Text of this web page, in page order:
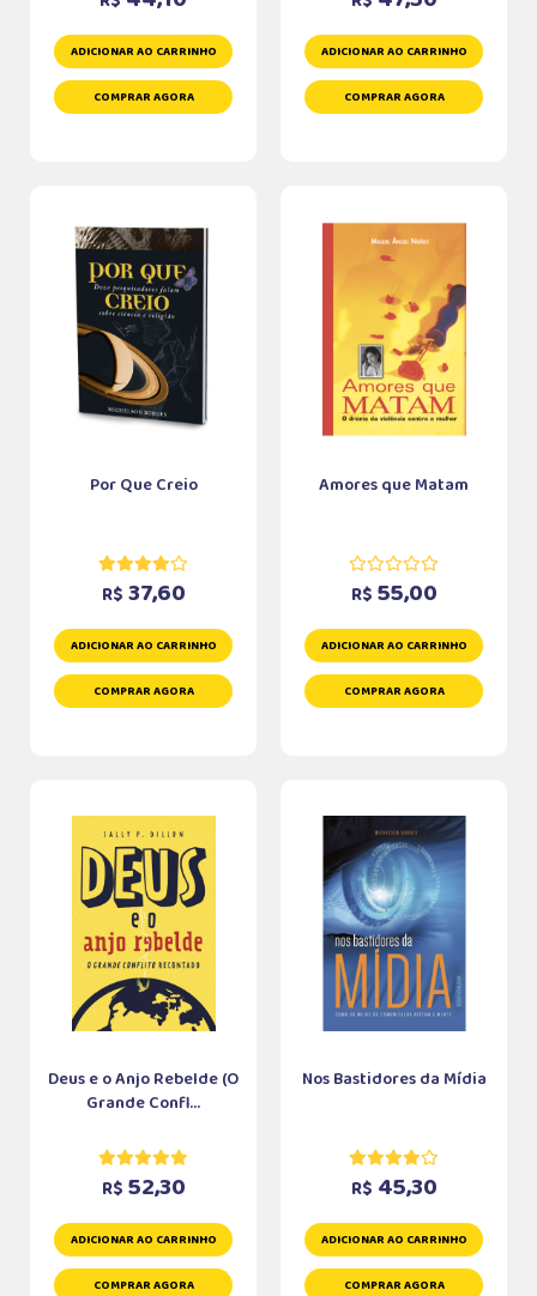
ADICIONAR AO CARRINHO
COMPRAR AGORA
ADICIONAR AO CARRINHO
COMPRAR AGORA
Por Que Creio
R$ 37,60
ADICIONAR AO CARRINHO
COMPRAR AGORA
Amores que Matam
R$ 55,00
ADICIONAR AO CARRINHO
COMPRAR AGORA
Deus e o Anjo Rebelde (O
Grande Confl...
R$ 52,30
ADICIONAR AO CARRINHO
COMPRAR AGORA
Nos Bastidores da Mídia
R$ 45,30
ADICIONAR AO CARRINHO
COMPRAR AGORA